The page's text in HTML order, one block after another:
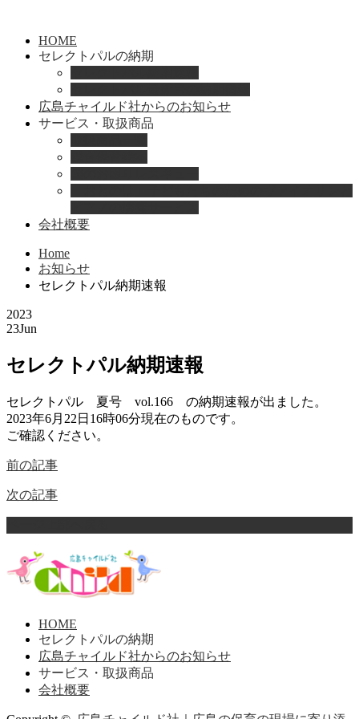
HOME
セレクトパルの納期
広島チャイルド社からのお知らせ
サービス・取扱商品
会社概要
Home
お知らせ
セレクトパル納期速報
2023
23Jun
セレクトパル納期速報
セレクトパル 夏号 vol.166 の納期速報が出ました。
2023年6月22日16時06分現在のものです。
ご確認ください。
前の記事
次の記事
HOME
セレクトパルの納期
広島チャイルド社からのお知らせ
サービス・取扱商品
会社概要